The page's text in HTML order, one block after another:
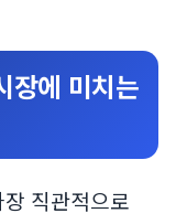
장에 미치는
직관적으로